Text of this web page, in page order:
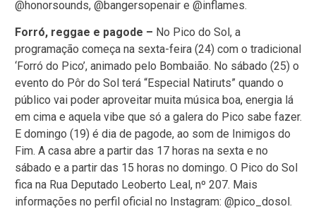
@honorsounds, @bangersopenair e @inflames.
Forró, reggae e pagode – No Pico do Sol, a
programação começa na sexta-feira (24) com o tradicional
‘Forró do Pico’, animado pelo Bombaião. No sábado (25) o
evento do Pôr do Sol terá “Especial Natiruts” quando o
público vai poder aproveitar muita música boa, energia lá
em cima e aquela vibe que só a galera do Pico sabe fazer.
E domingo (19) é dia de pagode, ao som de Inimigos do
Fim. A casa abre a partir das 17 horas na sexta e no
sábado e a partir das 15 horas no domingo. O Pico do Sol
fica na Rua Deputado Leoberto Leal, nº 207. Mais
informações no perfil oficial no Instagram: @pico_dosol.